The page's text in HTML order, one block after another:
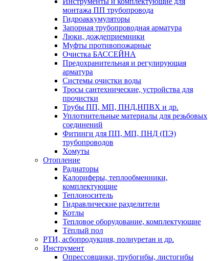
монтажа ПП трубопровода
Гидроаккумуляторы
Запорная трубопроводная арматура
Люки, дождеприемники
Муфты противопожарные
Очистка БАССЕЙНА
Предохранительная и регулирующая
арматура
Системы очистки воды
Тросы сантехнические, устройства для
прочистки
Трубы ПП, МП, ПНД,НПВХ и др.
Уплотнительные материалы для резьбовых
соединений
Фитинги для ПП, МП, ПНД (ПЭ)
трубопроводов
Хомуты
Отопление
Радиаторы
Калориферы, теплообменники,
комплектующие
Теплоноситель
Гидравлические разделители
Котлы
Тепловое оборудование, комплектующие
Тёплый пол
РТИ, асбопродукция, полиуретан и др.
Инструмент
Опрессовщики, трубогибы, листогибы